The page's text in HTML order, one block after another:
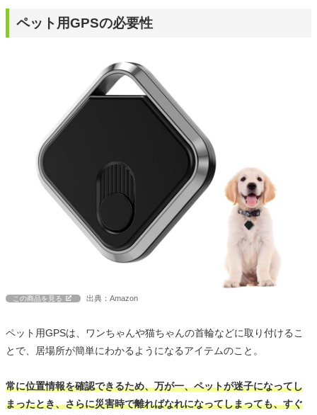
ペット用GPSの必要性
この商品を見る 出典：Amazon
ペット用GPSは、ワンちゃんや猫ちゃんの首輪などに取り付けるこ
とで、居場所が簡単にわかるようになるアイテムのこと。
常に位置情報を確認できるため、万が一、ペットが迷子になってし
まったとき、さらに災害時で離ればなれになってしまっても、すぐ